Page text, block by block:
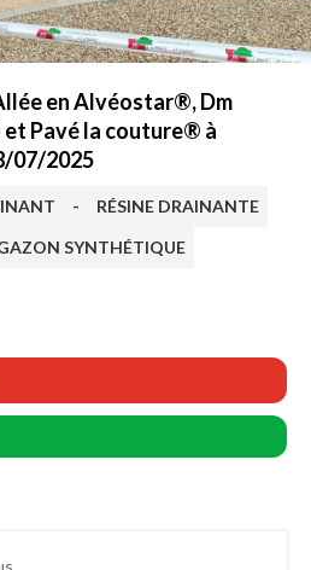
en Alvéostar®, Dm
Pavé la couture® à
07/2025
-
RÉSINE DRAINANTE
SYNTHÉTIQUE